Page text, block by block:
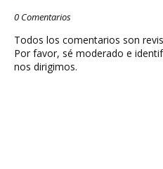
0 Comentarios
Todos los comentarios son
Por favor, sé moderado e
nos dirigimos.